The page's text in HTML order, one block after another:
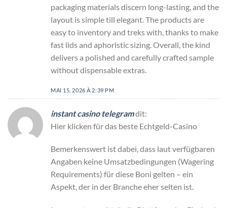
packaging materials discern long-lasting, and the
layout is simple till elegant. The products are
easy to inventory and treks with, thanks to make
fast lids and aphoristic sizing. Overall, the kind
delivers a polished and carefully crafted sample
without dispensable extras.
MAI 15, 2026 À 2:39 PM
instant casino telegramdit:
Hier klicken für das beste Echtgeld-Casino
Bemerkenswert ist dabei, dass laut verfügbaren
Angaben keine Umsatzbedingungen (Wagering
Requirements) für diese Boni gelten – ein
Aspekt, der in der Branche eher selten ist.